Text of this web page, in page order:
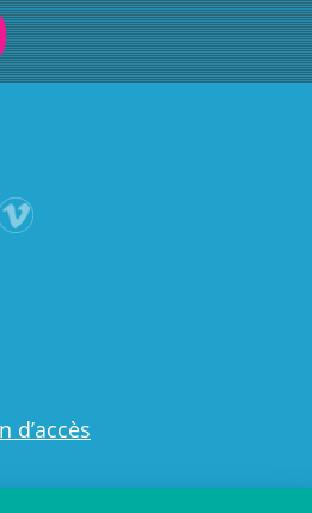
d’accès